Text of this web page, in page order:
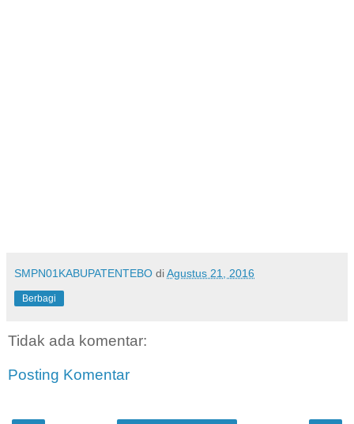
SMPN01KABUPATENTEBO diAgustus 21, 2016
Berbagi
Tidak ada komentar:
Posting Komentar